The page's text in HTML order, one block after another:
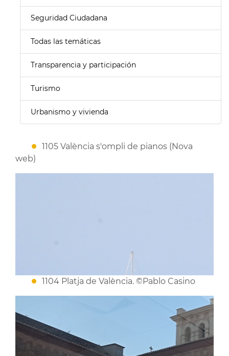
Seguridad Ciudadana
Todas las temáticas
Transparencia y participación
Turismo
Urbanismo y vivienda
1105 València s'ompli de pianos (Nova
web)
1104 Platja de València. ©Pablo Casino